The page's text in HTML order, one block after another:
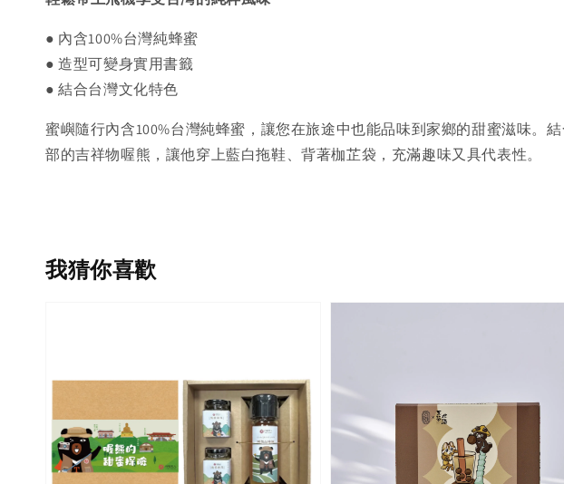
● 內含100%台灣純蜂蜜
● 造型可變身實用書籤
● 結合台灣文化特色
蜜嶼隨行內含100%台灣純蜂蜜，讓您在旅途中也能品味到家鄉的甜蜜滋味。
部的吉祥物喔熊，讓他穿上藍白拖鞋、背著枷芷袋，充滿趣味又具代表性。
我猜你喜歡